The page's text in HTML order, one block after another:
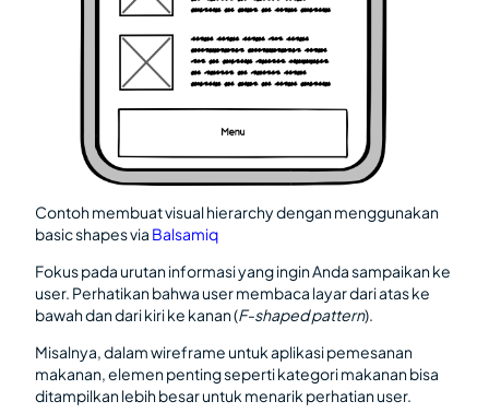
Contoh membuat visual hierarchy dengan menggunakan
basic shapes via Balsamiq
Fokus pada urutan informasi yang ingin Anda sampaikan ke
user. Perhatikan bahwa user membaca layar dari atas ke
bawah dan dari kiri ke kanan (F-shaped pattern).
Misalnya, dalam wireframe untuk aplikasi pemesanan
makanan, elemen penting seperti kategori makanan bisa
ditampilkan lebih besar untuk menarik perhatian user.